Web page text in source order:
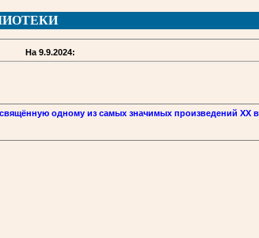
На 9.9.2024:
одному из самых значимых произведений XX